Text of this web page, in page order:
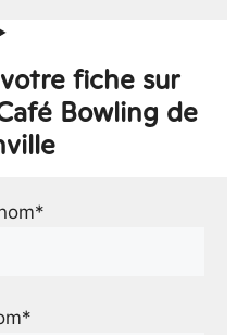
fiche sur
Bowling de